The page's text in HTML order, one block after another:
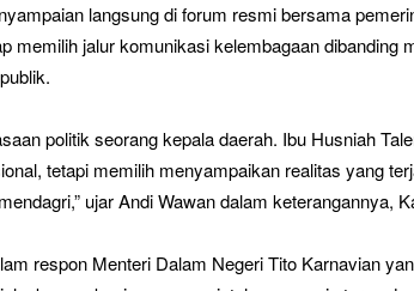
langsung di forum resmi bersama
memilih jalur komunikasi kelembagaan dibanding
politik seorang kepala daerah. Ibu Husniah
tetapi memilih menyampaikan realitas yang
ujar Andi Wawan dalam keterangannya,
respon Menteri Dalam Negeri Tito Karnavian